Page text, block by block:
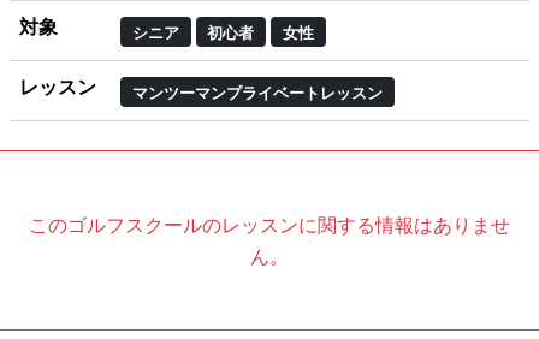
対象 シニア 初心者 女性
レッスン マンツーマンプライベートレッスン
このゴルフスクールのレッスンに関する情報はありませ
ん。